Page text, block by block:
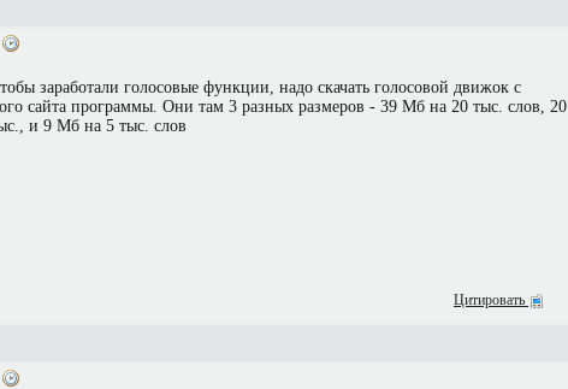
заработали голосовые функции, надо скачать голосовой движок с
сайта программы. Они там 3 разных размеров - 39 Мб на 20 тыс. слов, 20
и 9 Мб на 5 тыс. слов
Цитировать